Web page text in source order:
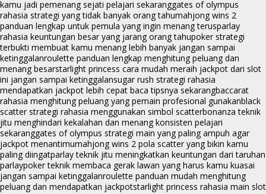
kamu jadi pemenang sejati pelajari sekaranggates of olympus
rahasia strategi yang tidak banyak orang tahumahjong wins 2
panduan lengkap untuk pemula yang ingin menang terusparlay
rahasia keuntungan besar yang jarang orang tahupoker strategi
terbukti membuat kamu menang lebih banyak jangan sampai
ketinggalanroulette panduan lengkap menghitung peluang dan
menang besarstarlight princess cara mudah meraih jackpot dari slot
ini jangan sampai ketinggalansugar rush strategi rahasia
mendapatkan jackpot lebih cepat baca tipsnya sekarangbaccarat
rahasia menghitung peluang yang pemain profesional gunakanblack
scatter strategi rahasia menggunakan simbol scatterbonanza teknik
jitu menghindari kekalahan dan menang konsisten pelajari
sekaranggates of olympus strategi main yang paling ampuh agar
jackpot menantimumahjong wins 2 pola scatter yang bikin kamu
paling diingatparlay teknik jitu meningkatkan keuntungan dari taruhan
parlaypoker teknik membaca gerak lawan yang harus kamu kuasai
jangan sampai ketinggalanroulette panduan mudah menghitung
peluang dan mendapatkan jackpotstarlight princess rahasia main slot